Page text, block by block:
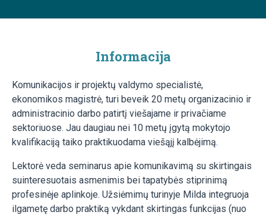
Informacija
Komunikacijos ir projektų valdymo specialistė,
ekonomikos magistrė, turi beveik 20 metų organizacinio ir
administracinio darbo patirtį viešajame ir privačiame
sektoriuose. Jau daugiau nei 10 metų įgytą mokytojo
kvalifikaciją taiko praktikuodama viešąjį kalbėjimą.
Lektorė veda seminarus apie komunikavimą su skirtingais
suinteresuotais asmenimis bei tapatybės stiprinimą
profesinėje aplinkoje. Užsiėmimų turinyje Milda integruoja
ilgametę darbo praktiką vykdant skirtingas funkcijas (nuo